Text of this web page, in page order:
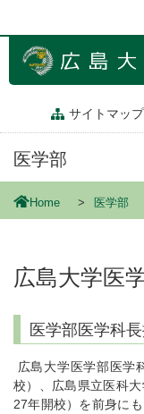
ン
サイトマップ
医学部
Home 医学部
広島大学医
医学部医学科
広島大学医学部医学
校）、広島県立医科
27年開校）を前身に